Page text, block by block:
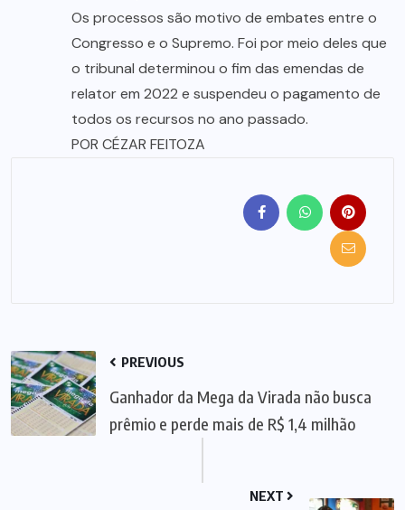
Os processos são motivo de embates entre o
Congresso e o Supremo. Foi por meio deles que
o tribunal determinou o fim das emendas de
relator em 2022 e suspendeu o pagamento de
todos os recursos no ano passado.
POR CÉZAR FEITOZA
PREVIOUS
Ganhador da Mega da Virada não busca
prêmio e perde mais de R$ 1,4 milhão
NEXT